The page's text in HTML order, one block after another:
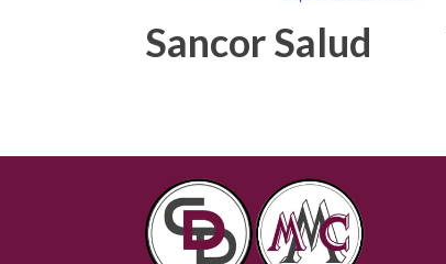
Sancor Salud